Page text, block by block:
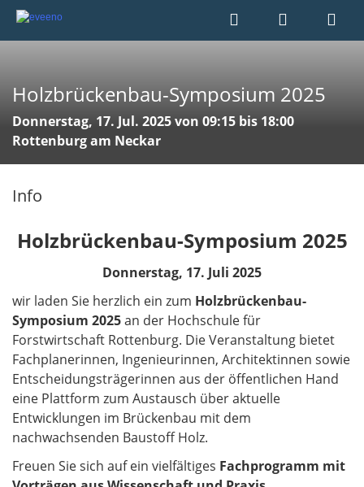
Holzbrückenbau-Symposium 2025
Donnerstag, 17. Jul. 2025 von 09:15 bis 18:00
Rottenburg am Neckar
Info
Holzbrückenbau-Symposium 2025
Donnerstag, 17. Juli 2025
wir laden Sie herzlich ein zum Holzbrückenbau-
Symposium 2025an der Hochschule für
Forstwirtschaft Rottenburg. Die Veranstaltung bietet
Fachplanerinnen, Ingenieurinnen, Architektinnen sowie
Entscheidungsträgerinnen aus der öffentlichen Hand
eine Plattform zum Austausch über aktuelle
Entwicklungen im Brückenbau mit dem
nachwachsenden Baustoff Holz.
Freuen Sie sich auf ein vielfältiges Fachprogramm mit